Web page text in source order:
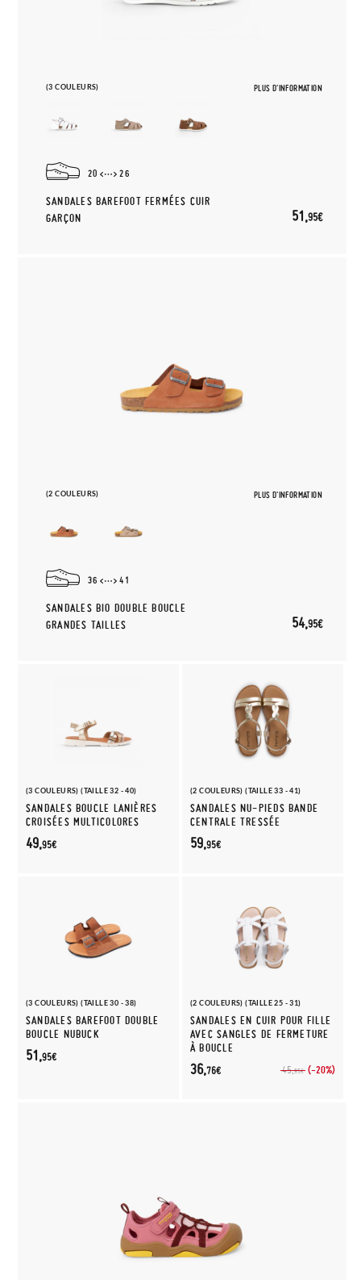
(3 COULEURS) PLUS D'INFORMATION
20 26
SANDALES BAREFOOT FERMÉES CUIR
GARÇON
51,95€
(2 COULEURS) PLUS D'INFORMATION
36 41
SANDALES BIO DOUBLE BOUCLE
GRANDES TAILLES
54,95€
(3 COULEURS) (TAILLE 32 - 40)
SANDALES BOUCLE LANIÈRES
CROISÉES MULTICOLORES
49,95€
(2 COULEURS) (TAILLE 33 - 41)
SANDALES NU-PIEDS BANDE
CENTRALE TRESSÉE
59,95€
(3 COULEURS) (TAILLE 30 - 38)
SANDALES BAREFOOT DOUBLE
BOUCLE NUBUCK
51,95€
(2 COULEURS) (TAILLE 25 - 31)
SANDALES EN CUIR POUR FILLE
AVEC SANGLES DE FERMETURE
À BOUCLE
45,95€ (-20%)
36,76€